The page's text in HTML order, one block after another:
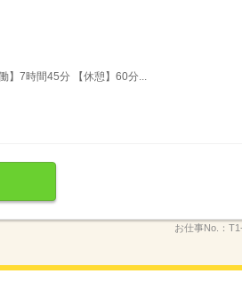
】7時間45分 【休憩】60分...
お仕事No.：